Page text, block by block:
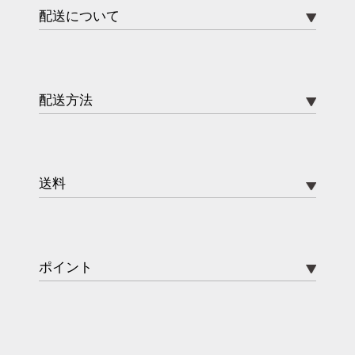
配送について
配送方法
送料
ポイント